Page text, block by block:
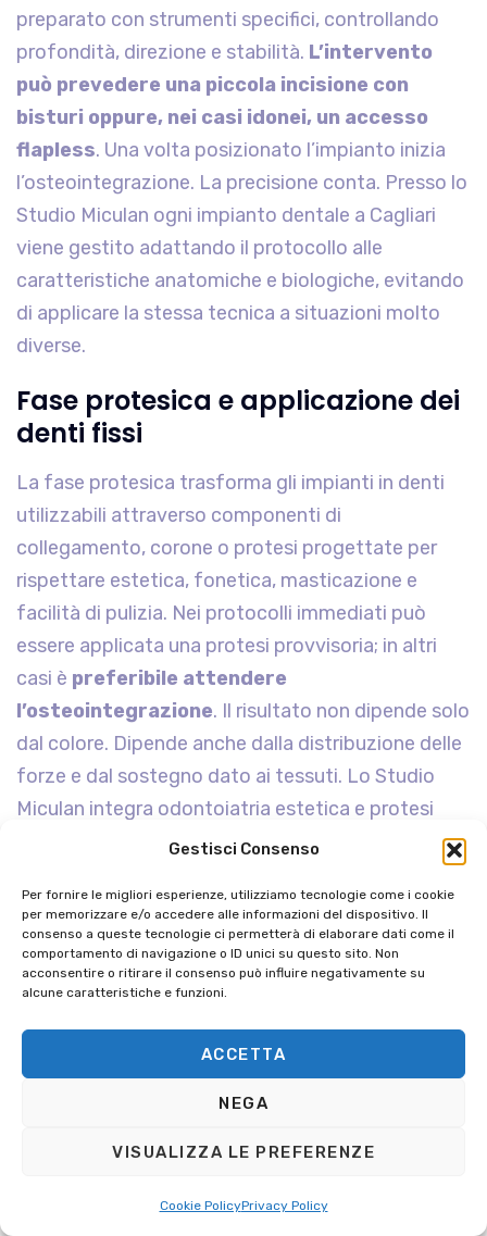
Gestisci Consenso
Per fornire le migliori esperienze, utilizziamo tecnologie come i cookie
per memorizzare e/o accedere alle informazioni del dispositivo. Il
consenso a queste tecnologie ci permetterà di elaborare dati come il
comportamento di navigazione o ID unici su questo sito. Non
acconsentire o ritirare il consenso può influire negativamente su
alcune caratteristiche e funzioni.
ACCETTA
NEGA
VISUALIZZA LE PREFERENZE
Cookie PolicyPrivacy Policy
preparato con strumenti specifici, controllando
profondità, direzione e stabilità. L’intervento
può prevedere una piccola incisione con
bisturi oppure, nei casi idonei, un accesso
flapless. Una volta posizionato l’impianto inizia
l’osteointegrazione. La precisione conta. Presso lo
Studio Miculan ogni impianto dentale a Cagliari
viene gestito adattando il protocollo alle
caratteristiche anatomiche e biologiche, evitando
di applicare la stessa tecnica a situazioni molto
diverse.
Fase protesica e applicazione dei
denti fissi
La fase protesica trasforma gli impianti in denti
utilizzabili attraverso componenti di
collegamento, corone o protesi progettate per
rispettare estetica, fonetica, masticazione e
facilità di pulizia. Nei protocolli immediati può
essere applicata una protesi provvisoria; in altri
casi è preferibile attendere
l’osteointegrazione. Il risultato non dipende solo
dal colore. Dipende anche dalla distribuzione delle
forze e dal sostegno dato ai tessuti. Lo Studio
Miculan integra odontoiatria estetica e protesi
dentaria nel progetto implantare, affinché chirurgia
e riabilitazione lavorino verso lo stesso risultato.
Follow-up e assistenza post-
trattamento
fondamentale: mantenere sani impianti, gengive e
protesi. I controlli consentono di verificare
stabilità, occlusione, igiene e condizioni dei
tessuti, intervenendo precocemente quando
sviluppano carie, ma i tessuti circostanti possono